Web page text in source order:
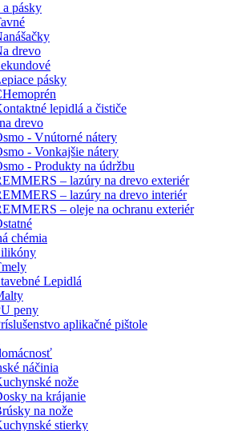
pásky
drevo
pásky
lepidlá a čističe
drevo
- Vnútorné nátery
- Vonkajšie nátery
- Produkty na údržbu
– lazúry na drevo exteriér
– lazúry na drevo interiér
– oleje na ochranu exteriér
chémia
Lepidlá
peny
aplikačné pištole
náčinia
nože
na krájanie
na nože
stierky